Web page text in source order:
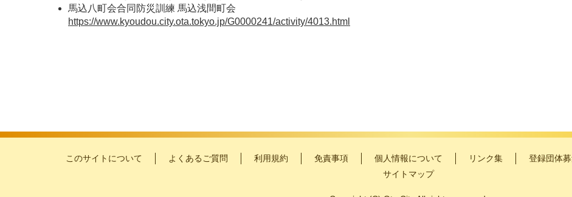
馬込八町会合同防災訓練 馬込浅間町会
https://www.kyoudou.city.ota.tokyo.jp/G0000241/activity/4013.html
このサイトについて よくあるご質問 利用規約 免責事項 個人情報について リンク集 登録団体
サイトマップ